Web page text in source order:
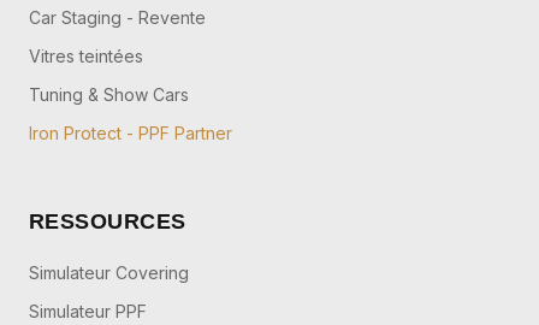
Car Staging - Revente
Vitres teintées
Tuning & Show Cars
Iron Protect - PPF Partner
RESSOURCES
Simulateur Covering
Simulateur PPF